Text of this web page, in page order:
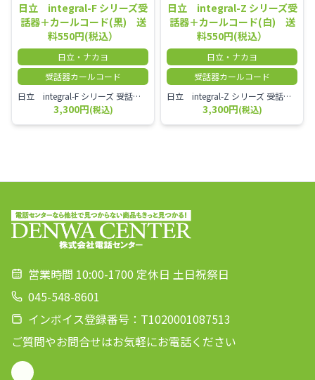
日立 integral-F シリーズ受
話器＋カールコード(黒) 送
料550円(税込）
日立・ナカヨ
受話器カールコード
日立 integral-F シリーズ 受話器＋カールコード セット（白）／本商品は中古品となります。 写真では分かりにくいキズ・汚れなどの使用感があります。 経年変化で日焼けの色味が強くなる場合がございます。 予めご理解・ご了承頂きますようお願いいたします。
3,300円(税込)
日立 integral-Z シリーズ受
話器＋カールコード(白) 送
料550円(税込）
日立・ナカヨ
受話器カールコード
日立 integral-Z シリーズ 受話器＋カールコード セット（白）／本商品は中古品となります。 写真では分かりにくいキズ・汚れなどの使用感があります。 経年変化で日焼けの色味が強くなる場合がございます。 予めご理解・ご了承頂きますようお願いいたします。
3,300円(税込)
営業時間 10:00-1700 定休日 土日祝祭日
045-548-8601
インボイス登録番号：T1020001087513
ご質問やお問合せはお気軽にお電話ください